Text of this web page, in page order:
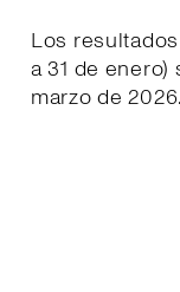
Los
a 31 de enero)
marzo de 2026.